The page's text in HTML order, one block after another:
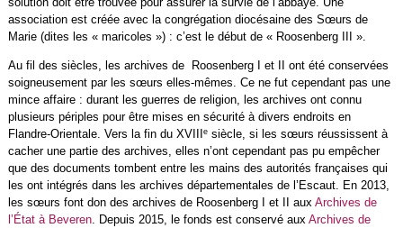
association est créée avec la congrégation diocésaine des Sœurs de
Marie (dites les « maricoles ») : c’est le début de « Roosenberg III ».
Au fil des siècles, les archives de Roosenberg I et II ont été conservées
soigneusement par les sœurs elles-mêmes. Ce ne fut cependant pas une
mince affaire : durant les guerres de religion, les archives ont connu
plusieurs périples pour être mises en sécurité à divers endroits en
Flandre-Orientale. Vers la fin du XVIII
esiècle, si les sœurs réussissent à
cacher une partie des archives, elles n’ont cependant pas pu empêcher
que des documents tombent entre les mains des autorités françaises qui
les ont intégrés dans les archives départementales de l’Escaut. En 2013,
les sœurs font don des archives de Roosenberg I et II aux Archives de
l’État à Beveren. Depuis 2015, le fonds est conservé aux Archives de